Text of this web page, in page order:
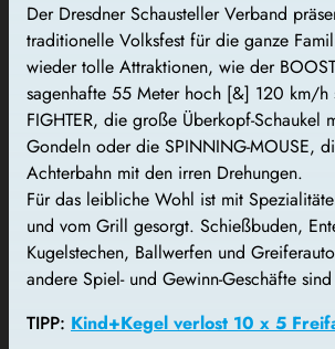
Der Dresdner Schausteller Verband
traditionelle Volksfest für die ganze
wieder tolle Attraktionen, wie der
sagenhafte 55 Meter hoch [&] 120 km/h
FIGHTER, die große Überkopf-Schaukel
Gondeln oder die SPINNING-MOUSE,
Achterbahn mit den irren Drehungen.
Für das leibliche Wohl ist mit
und vom Grill gesorgt. Schießbuden,
Kugelstechen, Ballwerfen und
andere Spiel- und Gewinn-Geschäfte
TIPP: Kind+Kegel verlost 10 x 5